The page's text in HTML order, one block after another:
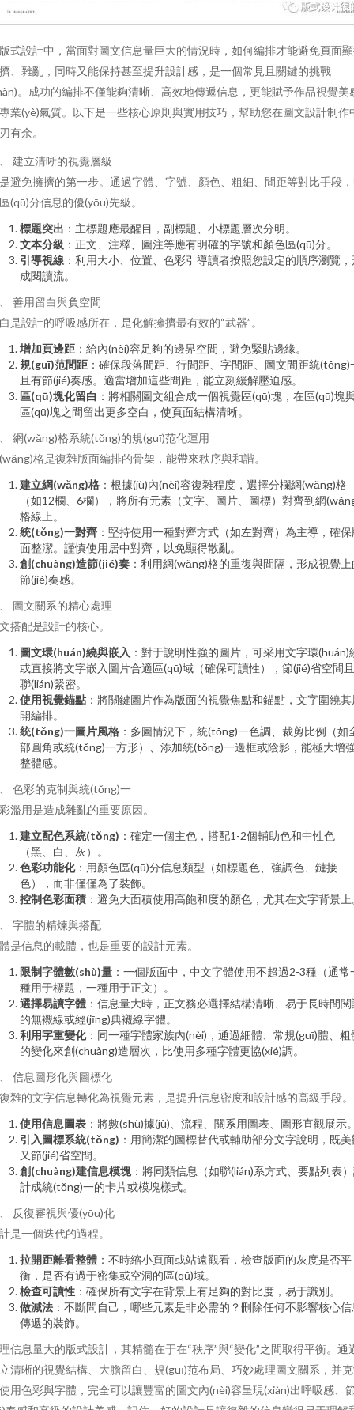
式設計中，當面對圖文信息量巨大的情況時，如何編排才能避免頁面
、雜亂，同時又能保持甚至提升設計感，是一個常見且關鍵的挑戰
。成功的編排不僅能夠清晰、高效地傳遞信息，更能賦予作品視覺美
業(yè)氣質。以下是一些核心原則與實用技巧，幫助您在圖文設計制作
有余。
建立清晰的視覺層級
避免擁擠的第一步。通過字體、字號、顏色、粗細、間距等對比手段
(qū)分信息的優(yōu)先級。
標題突出 ：主標題應最醒目，副標題、小標題層次分明。
文本分級 ：正文、注釋、圖注等應有明確的字號和顏色區(qū)分。
引導視線 ：利用大小、位置、色彩引導讀者按照您設定的順序瀏覽，
成閱讀流。
善用留白與負空間
是設計的呼吸感所在，是化解擁擠最有效的“武器”。
增加頁邊距 ：給內(nèi)容足夠的邊界空間，避免緊貼邊緣。
規(guī)范間距 ：確保段落間距、行間距、字間距、圖文間距統(tǒng)
且有節(jié)奏感。適當增加這些間距，能立刻緩解壓迫感。
區(qū)塊化留白 ：將相關圖文組合成一個視覺區(qū)塊，在區(qū)塊
區(qū)塊之間留出更多空白，使頁面結構清晰。
網(wǎng)格系統(tǒng)的規(guī)范化運用
格是復雜版面編排的骨架，能帶來秩序與和諧。
建立網(wǎng)格 ：根據(jù)內(nèi)容復雜程度，選擇分欄網(wǎng)格
（如12欄、6欄），將所有元素（文字、圖片、圖標）對齊到網
格線上。
統(tǒng)一對齊 ：堅持使用一種對齊方式（如左對齊）為主導，確保
面整潔。謹慎使用居中對齊，以免顯得散亂。
創(chuàng)造節(jié)奏 ：利用網(wǎng)格的重復與間隔，形成視覺
節(jié)奏感。
圖文關系的精心處理
搭配是設計的核心。
圖文環(huán)繞與嵌入 ：對于說明性強的圖片，可采用文字環(huán)
或直接將文字嵌入圖片合適區(qū)域（確保可讀性），節(jié)省空間
聯(lián)緊密。
使用視覺錨點 ：將關鍵圖片作為版面的視覺焦點和錨點，文字圍繞其
開編排。
統(tǒng)一圖片風格 ：多圖情況下，統(tǒng)一色調、裁剪比例（如
部圓角或統(tǒng)一方形）、添加統(tǒng)一邊框或陰影，能極大增
整體感。
色彩的克制與統(tǒng)一
濫用是造成雜亂的重要原因。
建立配色系統(tǒng) ：確定一個主色，搭配1-2個輔助色和中性色
（黑、白、灰）。
色彩功能化：用顏色區(qū)分信息類型（如標題色、強調色、鏈接
色），而非僅僅為了裝飾。
控制色彩面積 ：避免大面積使用高飽和度的顏色，尤其在文字背景上
字體的精煉與搭配
是信息的載體，也是重要的設計元素。
限制字體數(shù)量 ：一個版面中，中文字體使用不超過2-3種（通常
種用于標題，一種用于正文）。
選擇易讀字體 ：信息量大時，正文務必選擇結構清晰、易于長時間閱
的無襯線或經(jīng)典襯線字體。
利用字重變化：同一種字體家族內(nèi)，通過細體、常規(guī)體、粗
的變化來創(chuàng)造層次，比使用多種字體更協(xié)調。
信息圖形化與圖標化
雜的文字信息轉化為視覺元素，是提升信息密度和設計感的高級手段。
使用信息圖表 ：將數(shù)據(jù)、流程、關系用圖表、圖形直觀展示
引入圖標系統(tǒng) ：用簡潔的圖標替代或輔助部分文字說明，既
又節(jié)省空間。
創(chuàng)建信息模塊 ：將同類信息（如聯(lián)系方式、要點列表
計成統(tǒng)一的卡片或模塊樣式。
反復審視與優(yōu)化
是一個迭代的過程。
拉開距離看整體 ：不時縮小頁面或站遠觀看，檢查版面的灰度是否平
衡，是否有過于密集或空洞的區(qū)域。
檢查可讀性 ：確保所有文字在背景上有足夠的對比度，易于識別。
做減法 ：不斷問自己，哪些元素是非必需的？刪除任何不影響核心信
傳遞的裝飾。
信息量大的版式設計，其精髓在于在“秩序”與“變化”之間取得平衡。通
清晰的視覺結構、大膽留白、規(guī)范布局、巧妙處理圖文關系，并
用色彩與字體，完全可以讓豐富的圖文內(nèi)容呈現(xiàn)出呼吸感、